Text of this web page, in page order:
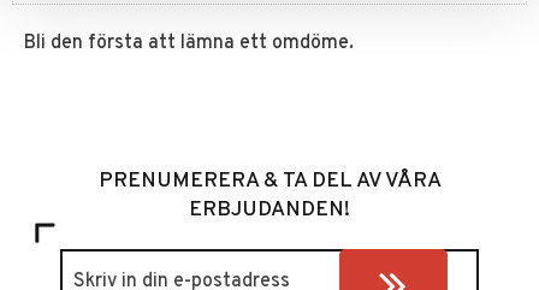
Bli den första att lämna ett omdöme.
PRENUMERERA & TA DEL AV VÅRA
ERBJUDANDEN!